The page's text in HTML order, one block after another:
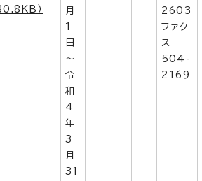
）
月
1
日
～
令
和
4
年
3
月
31
2603
ファク
ス
504-
2169